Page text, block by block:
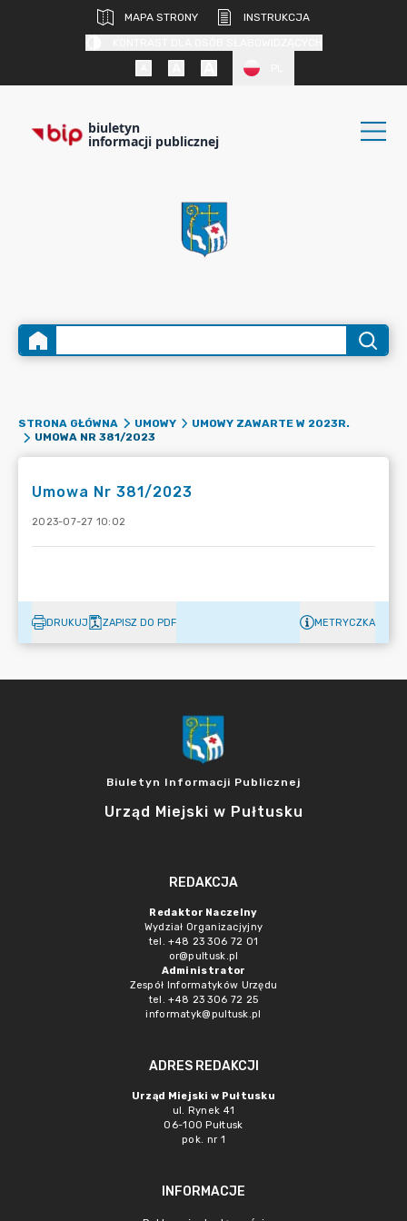
MAPA STRONY
INSTRUKCJA
biuletyn
informacji publicznej
STRONA GŁÓWNA UMOWY
UMOWY ZAWARTE W 2023R.
UMOWA NR 381/2023
Umowa Nr 381/2023
2023-07-27 10:02
DRUKUJ ZAPISZ DO PDF METRYCZKA
Biuletyn Informacji Publicznej
Urząd Miejski w Pułtusku
REDAKCJA
Redaktor Naczelny
Wydział Organizacjyjny
tel. +48 23 306 72 01
or@pultusk.pl
Administrator
Zespół Informatyków Urzędu
tel. +48 23 306 72 25
informatyk@pultusk.pl
ADRES REDAKCJI
Urząd Miejski w Pułtusku
ul. Rynek 41
06-100 Pułtusk
pok. nr 1
INFORMACJE